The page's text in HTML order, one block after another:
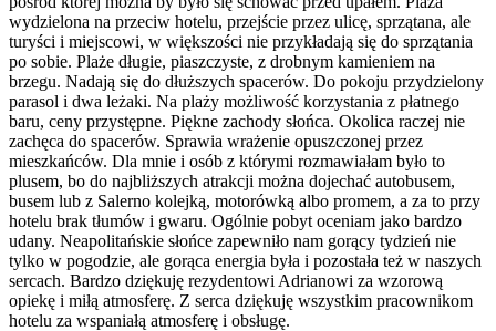
wydzielona na przeciw hotelu, przejście przez ulicę, sprzątana, ale
turyści i miejscowi, w większości nie przykładają się do sprzątania
po sobie. Plaże długie, piaszczyste, z drobnym kamieniem na
brzegu. Nadają się do dłuższych spacerów. Do pokoju przydzielony
parasol i dwa leżaki. Na plaży możliwość korzystania z płatnego
baru, ceny przystępne. Piękne zachody słońca. Okolica raczej nie
zachęca do spacerów. Sprawia wrażenie opuszczonej przez
mieszkańców. Dla mnie i osób z którymi rozmawiałam było to
plusem, bo do najbliższych atrakcji można dojechać autobusem,
busem lub z Salerno kolejką, motorówką albo promem, a za to przy
hotelu brak tłumów i gwaru. Ogólnie pobyt oceniam jako bardzo
udany. Neapolitańskie słońce zapewniło nam gorący tydzień nie
tylko w pogodzie, ale gorąca energia była i pozostała też w naszych
sercach. Bardzo dziękuję rezydentowi Adrianowi za wzorową
opiekę i miłą atmosferę. Z serca dziękuję wszystkim pracownikom
hotelu za wspaniałą atmosferę i obsługę.